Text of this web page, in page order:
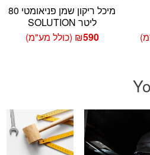
מיכל ריקון שמן פניאומטי 80
ליטר SOLUTION
₪590 (כולל מע"מ)